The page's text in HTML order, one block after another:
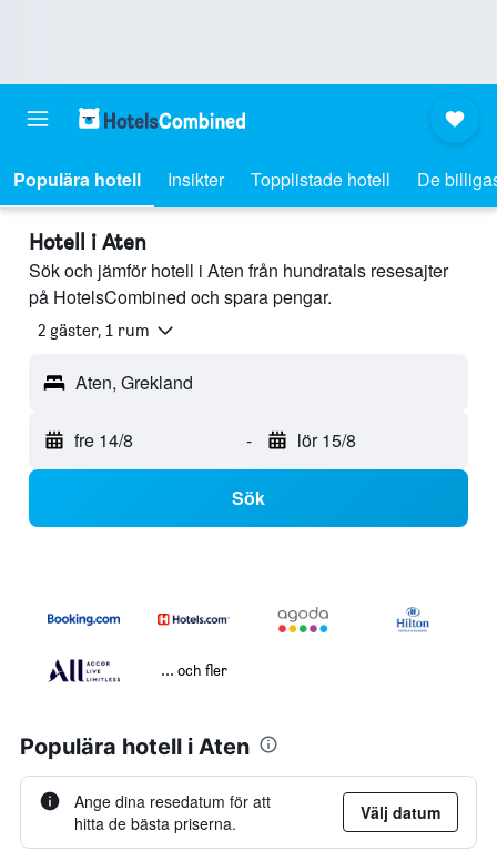
Populära hotell Insikter Topplistade hotell De
Hotell i Aten
Sök och jämför hotell i Aten från hundratals resesajter
på HotelsCombined och spara pengar.
2 gäster, 1 rum
Aten, Grekland
fre 14/8 - lör 15/8
Sök
... och fler
Populära hotell i Aten
Ange dina resedatum för att
hitta de bästa priserna.
Välj datum